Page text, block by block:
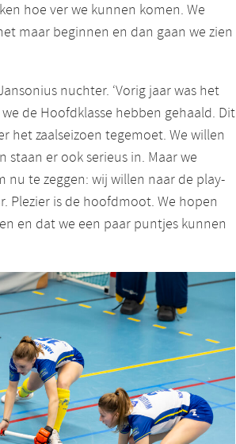
hoe ver we kunnen komen. We
maar beginnen en dan gaan we zien
nuchter. ‘Vorig jaar was het
de Hoofdklasse hebben gehaald. Dit
het zaalseizoen tegemoet. We willen
staan er ook serieus in. Maar we
nu te zeggen: wij willen naar de play-
Plezier is de hoofdmoot. We hopen
en dat we een paar puntjes kunnen